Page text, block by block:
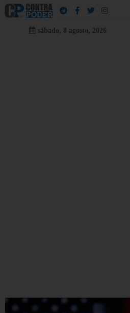
sábado, 8 agosto, 2026